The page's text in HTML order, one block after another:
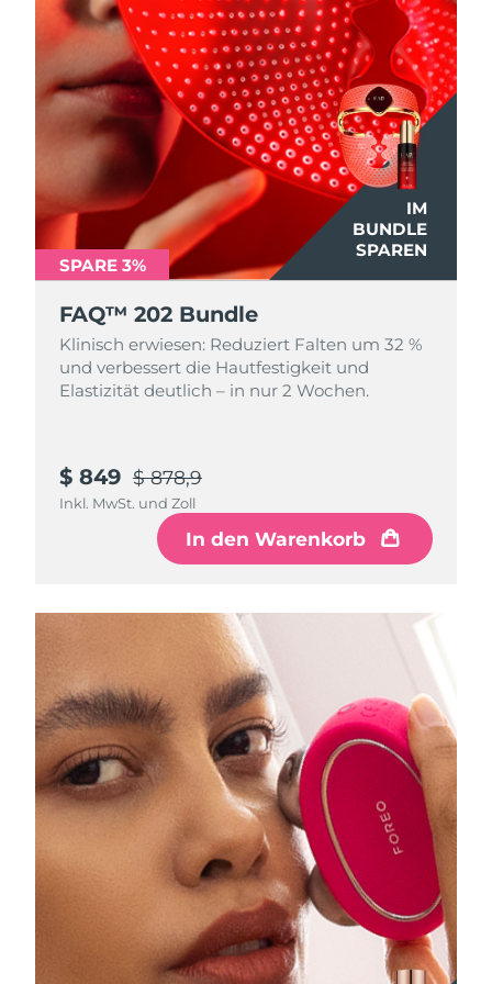
IM
BUNDLE
SPAREN
SPARE 3%
FAQ™ 202 Bundle
Klinisch erwiesen: Reduziert Falten um 32 %
und verbessert die Hautfestigkeit und
Elastizität deutlich – in nur 2 Wochen.
$ 849 $ 878,9
Inkl. MwSt. und Zoll
In den Warenkorb
Litauen Erwartete Lieferung8/10/26
Luxemburg Erwartete Lieferung8/10/26
Sonderverwaltungsregion
Macau
Erwartete Lieferung 8/12/26
Malaysia Erwartete Lieferung8/13/26
Malta Erwartete Lieferung8/10/26
Monaco Erwartete Lieferung 8/11/26
Niederlande Erwartete Lieferung
Norwegen
8/13/26
8/11/26
Portugal Erwartete Lieferung8/10/26
Puerto Rico Erwartete Lieferung8/12/26
Katar Erwartete Lieferung 8/11/26
Réunion Erwartete Lieferung 8/15/26
Erwartete Lieferung8/10/26
Erwartete Lieferung8/18/26